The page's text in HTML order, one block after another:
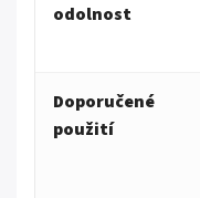
odolnost
Doporučené
použití